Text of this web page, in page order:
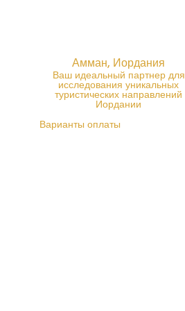
Амман, Иордания
Ваш идеальный партнер для
исследования уникальных
туристических направлений
Иордании
Варианты оплаты